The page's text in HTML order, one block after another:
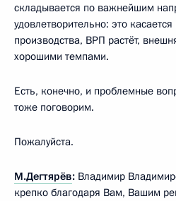
складывается по важнейшим
удовлетворительно: это
производства, ВРП растёт,
хорошими темпами.
Есть, конечно, и проблемные
тоже поговорим.
Пожалуйста.
М.Дегтярёв: Владимир
крепко благодаря Вам, Вашим